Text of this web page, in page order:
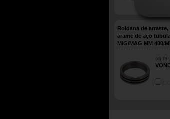
Roldana de arraste,
arame de aço
MIG/MAG MM 400/
VONDER